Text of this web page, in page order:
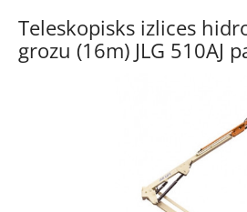
Teleskopisks izlices
grozu (16m) JLG 510AJ